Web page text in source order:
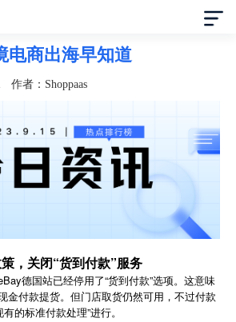
电商出海早知道
作者：Shoppaas
，关闭“货到付款”服务
德国站已经停用了“货到付款”选项。这意味
金付款提货。但门店取货仍然可用，不过付款
的标准付款处理”进行。